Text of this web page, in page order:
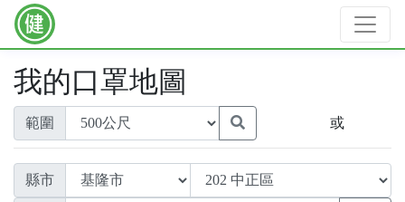
我的口罩地圖
範圍 或
縣市